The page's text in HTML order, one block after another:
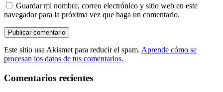
Guardar mi nombre, correo electrónico y sitio web en este
navegador para la próxima vez que haga un comentario.
Este sitio usa Akismet para reducir el spam. Aprende cómo se
procesan los datos de tus comentarios.
Comentarios recientes